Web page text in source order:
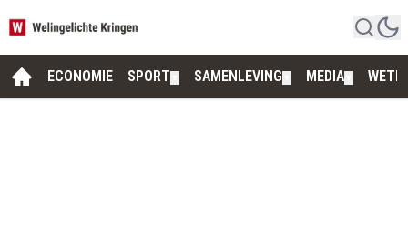
ECONOMIE SPORT SAMENLEVING MEDIA